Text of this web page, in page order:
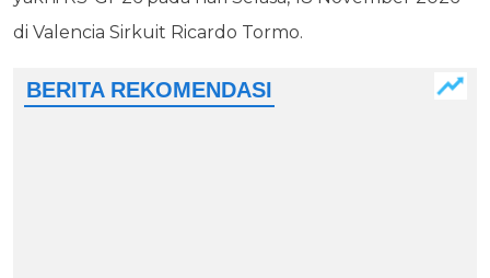
di Valencia Sirkuit Ricardo Tormo.